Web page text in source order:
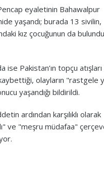
eyaletinin Bahawalpur
yaşandı; burada 13 sivilin,
kız çocuğunun da
ise Pakistan’ın topçu
olayların "rastgele
yaşandığı bildirildi.
ardından karşılıklı olarak
ve "meşru müdafaa"